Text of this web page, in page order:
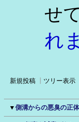
せ
れ
新規投稿 ツリー表示
▼ 側溝からの悪臭の正